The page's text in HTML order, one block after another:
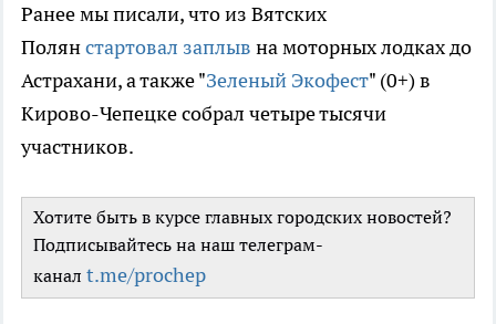
Ранее мы писали, что из Вятских
Полянстартовал заплыв на моторных лодках до
Астрахани, а также "Зеленый Экофест" (0+) в
Кирово-Чепецке собрал четыре тысячи
участников.
Хотите быть в курсе главных городских новостей?
Подписывайтесь на наш телеграм-
канал t.me/prochep